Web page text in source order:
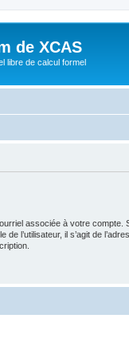
de XCAS
libre de calcul formel
associée à votre compte.
l’utilisateur, il s’agit de